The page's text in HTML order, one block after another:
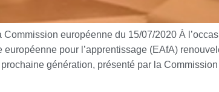
Commission européenne du 15/07/2020 À
pour l’apprentissage (EAfA)
génération, présenté par la